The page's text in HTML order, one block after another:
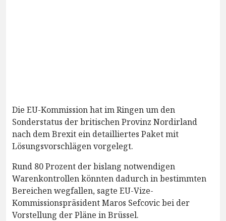
Die EU-Kommission hat im Ringen um den
Sonderstatus der britischen Provinz Nordirland
nach dem Brexit ein detailliertes Paket mit
Lösungsvorschlägen vorgelegt.
Rund 80 Prozent der bislang notwendigen
Warenkontrollen könnten dadurch in bestimmten
Bereichen wegfallen, sagte EU-Vize-
Kommissionspräsident Maros Sefcovic bei der
Vorstellung der Pläne in Brüssel.